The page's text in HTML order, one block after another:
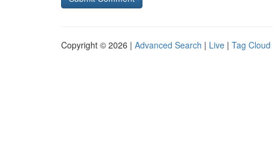
Copyright © 2026 | Advanced Search | Live | Tag Cloud